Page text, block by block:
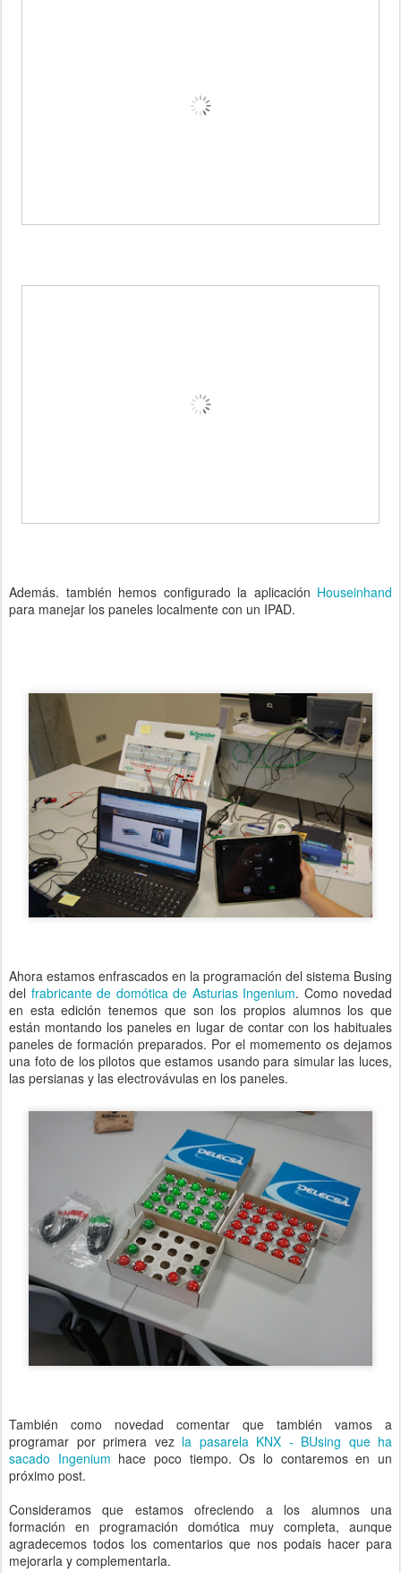
Además. también hemos configurado la aplicación Houseinhand
para manejar los paneles localmente con un IPAD.
Ahora estamos enfrascados en la programación del sistema Busing
del frabricante de domótica de Asturias Ingenium. Como novedad
en esta edición tenemos que son los propios alumnos los que
están montando los paneles en lugar de contar con los habituales
paneles de formación preparados. Por el momemento os dejamos
una foto de los pilotos que estamos usando para simular las luces,
las persianas y las electrovávulas en los paneles.
También como novedad comentar que también vamos a
programar por primera vez la pasarela KNX - BUsing que ha
sacado Ingenium hace poco tiempo. Os lo contaremos en un
próximo post.
Consideramos que estamos ofreciendo a los alumnos una
formación en programación domótica muy completa, aunque
agradecemos todos los comentarios que nos podais hacer para
mejorarla y complementarla.